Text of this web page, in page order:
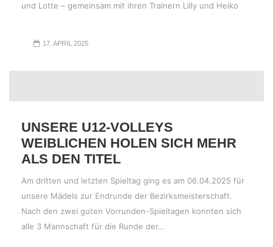
und Lotte – gemeinsam mit ihren Trainern Lilly und Heiko
17. APRIL 2025
UNSERE U12-VOLLEYS
WEIBLICHEN HOLEN SICH MEHR
ALS DEN TITEL
Am dritten und letzten Spieltag ging es am 06.04.2025 für
unsere Mädels zur Endrunde der Bezirksmeisterschaft.
Nach den zwei guten Vorrunden-Spieltagen konnten sich
alle 3 Mannschaft für die Runde der…